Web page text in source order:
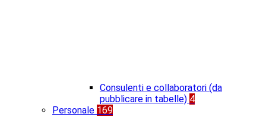
Consulenti e collaboratori (da
pubblicare in tabelle) 4
Personale 169